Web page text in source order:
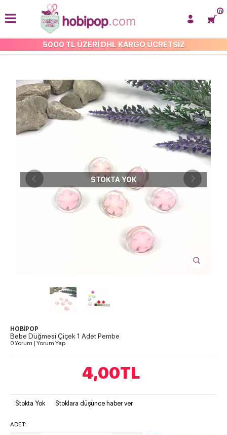
5000 TL ÜZERİ DHL KARGO ÜCRETSİZ
0
ÇOCUK-BEBEK DÜĞMELERİ
STOKTA YOK
HOBİPOP
Bebe Düğmesi Çiçek 1 Adet Pembe
0 Yorum | Yorum Yap
4,00TL
Stokta Yok Stoklara düşünce haber ver
ADET: